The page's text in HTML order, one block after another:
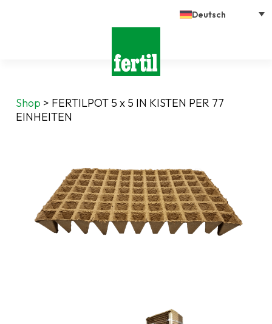
Deutsch
Shop > FERTILPOT 5 x 5 IN KISTEN PER 77
EINHEITEN